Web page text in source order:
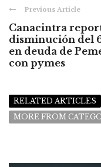
Previous Article
Canacintra
disminución del
en deuda de
con pymes
RELATED ARTICLES
MORE FROM